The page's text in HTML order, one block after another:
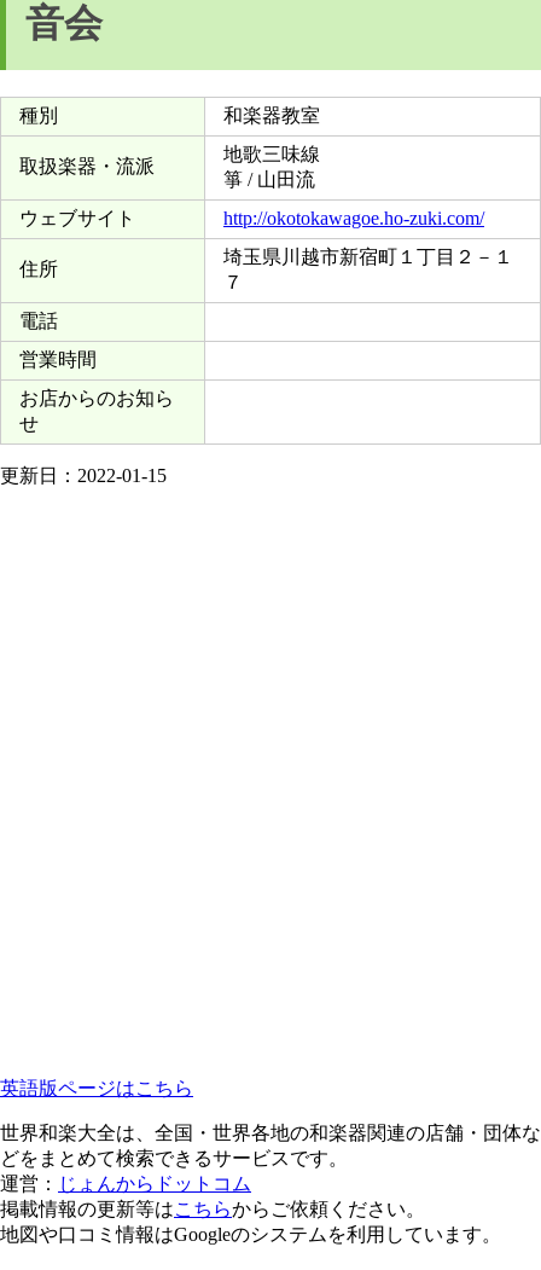
音会
種別 和楽器教室
取扱楽器・流派
地歌三味線
箏 / 山田流
ウェブサイト
http://okotokawagoe.ho-zuki.com/
住所
埼玉県川越市新宿町１丁目２－１
７
電話
営業時間
お店からのお知ら
せ
更新日：2022-01-15
英語版ページはこちら
世界和楽大全は、全国・世界各地の和楽器関連の店舗・団体な
どをまとめて検索できるサービスです。
運営： じょんからドットコム
掲載情報の更新等はこちらからご依頼ください。
地図や口コミ情報はGoogleのシステムを利用しています。